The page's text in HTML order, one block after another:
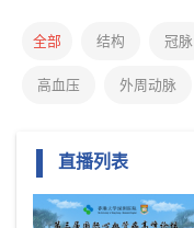
全部 结构 冠脉
高血压 外周动脉
直播列表